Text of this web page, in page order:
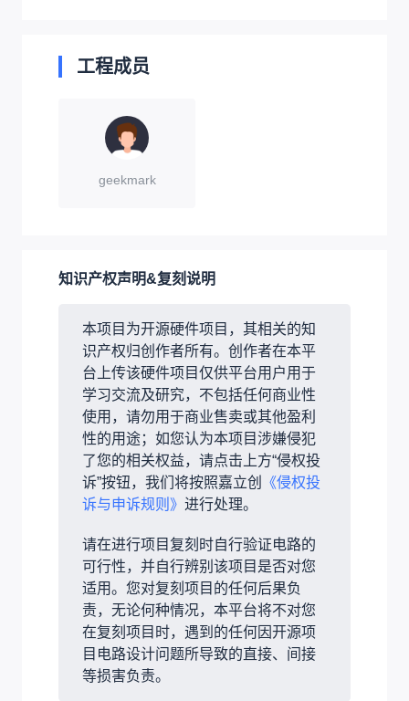
工程成员
geekmark
知识产权声明&复刻说明
本项目为开源硬件项目，其相关的知
识产权归创作者所有。创作者在本平
台上传该硬件项目仅供平台用户用于
学习交流及研究，不包括任何商业性
使用，请勿用于商业售卖或其他盈利
性的用途；如您认为本项目涉嫌侵犯
了您的相关权益，请点击上方“侵权投
诉”按钮，我们将按照嘉立创
《侵权投
诉与申诉规则》 进行处理。
请在进行项目复刻时自行验证电路的
可行性，并自行辨别该项目是否对您
适用。您对复刻项目的任何后果负
责，无论何种情况，本平台将不对您
在复刻项目时，遇到的任何因开源项
目电路设计问题所导致的直接、间接
等损害负责。